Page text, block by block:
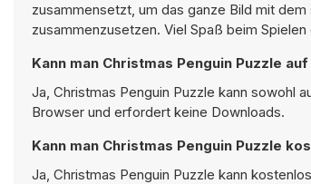
zusammensetzt, um das ganze Bild mit
zusammenzusetzen. Viel Spaß beim
Kann man Christmas Penguin Puzzle
Ja, Christmas Penguin Puzzle kann sowohl
Browser und erfordert keine Downloads.
Kann man Christmas Penguin Puzzle
Ja, Christmas Penguin Puzzle kann